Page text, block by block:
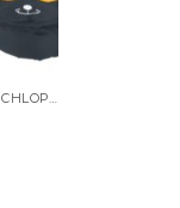
KURTKA PUCHOWA DLA CHLOPCA